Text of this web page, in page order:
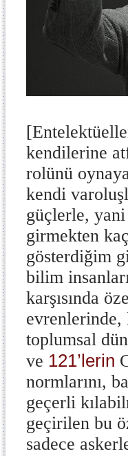
kendilerine
rolünü
kendi
güçlerle,
girmekten
gösterdiğim
bilim
karşısında
evrenlerinde,
toplumsal
ve 121’lerin
normlarını,
geçerli
geçirilen bu
sadece